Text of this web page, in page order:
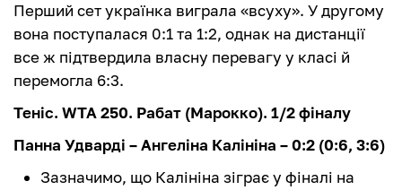
Перший сет українка виграла «всуху». У другому
вона поступалася 0:1 та 1:2, однак на дистанції
все ж підтвердила власну перевагу у класі й
перемогла 6:3.
Теніс. WTA 250. Рабат (Марокко). 1/2 фіналу
Панна Удварді – Ангеліна Калініна – 0:2 (0:6, 3:6)
Зазначимо, що Калініна зіграє у фіналі на